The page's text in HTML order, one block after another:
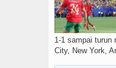
1-1 sampai turun
City, New York,